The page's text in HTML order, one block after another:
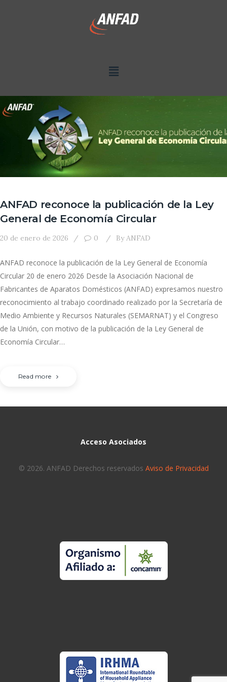
ANFAD reconoce la publicación de la Ley
General de Economía Circular
20 de enero de 2026 0 ByANFAD
ANFAD reconoce la publicación de la Ley General de Economía
Circular 20 de enero 2026 Desde la Asociación Nacional de
Fabricantes de Aparatos Domésticos (ANFAD) expresamos nuestro
reconocimiento al trabajo coordinado realizado por la Secretaría de
Medio Ambiente y Recursos Naturales (SEMARNAT) y el Congreso
de la Unión, con motivo de la publicación de la Ley General de
Economía Circular…
Read more
Acceso Asociados
© 2026. ANFAD Derechos reservados Aviso de Privacidad